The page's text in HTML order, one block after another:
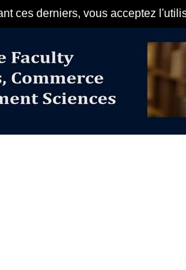
ces derniers, vous acceptez
مرحبا بكم